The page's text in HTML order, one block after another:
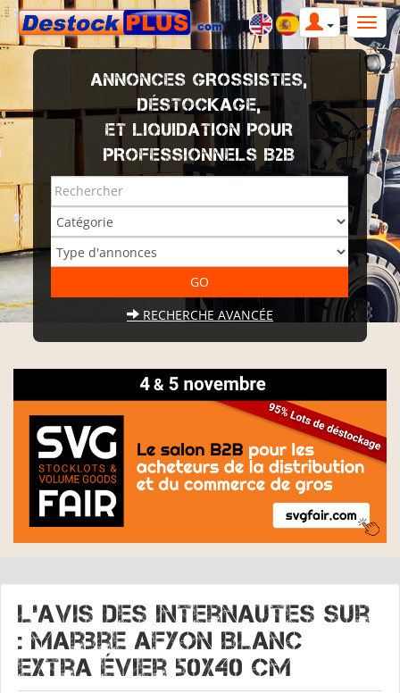
ANNONCES GROSSISTES,
DÉSTOCKAGE,
ET LIQUIDATION POUR
PROFESSIONNELS B2B
RECHERCHE AVANCÉE
L'avis des internautes sur
: Marbre Afyon Blanc
Extra Évier 50x40 cm